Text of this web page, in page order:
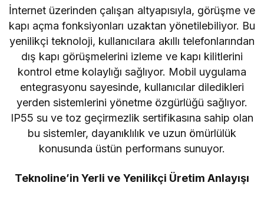
İnternet üzerinden çalışan altyapısıyla, görüşme ve
kapı açma fonksiyonları uzaktan yönetilebiliyor. Bu
yenilikçi teknoloji, kullanıcılara akıllı telefonlarından
dış kapı görüşmelerini izleme ve kapı kilitlerini
kontrol etme kolaylığı sağlıyor. Mobil uygulama
entegrasyonu sayesinde, kullanıcılar diledikleri
yerden sistemlerini yönetme özgürlüğü sağlıyor.
IP55 su ve toz geçirmezlik sertifikasına sahip olan
bu sistemler, dayanıklılık ve uzun ömürlülük
konusunda üstün performans sunuyor.
Teknoline’in Yerli ve Yenilikçi Üretim Anlayışı